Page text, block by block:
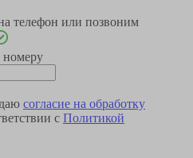
телефон или позвоним
номеру
согласие на обработку
с Политикой